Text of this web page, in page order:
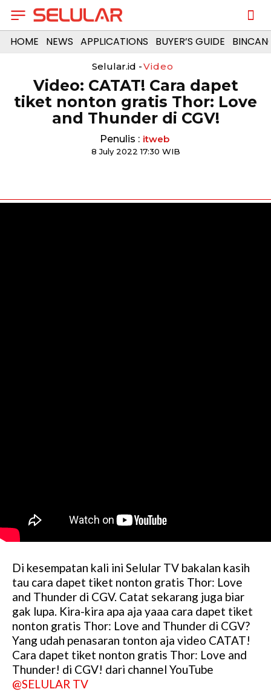
HOME NEWS APPLICATIONS BUYER’S GUIDE
Selular.id -Video
Video: CATAT! Cara dapet
tiket nonton gratis Thor: Love
and Thunder di CGV!
Penulis : itweb
8 July 2022 17:30 WIB
Di kesempatan kali ini Selular TV bakalan kasih
tau cara dapet tiket nonton gratis Thor: Love
and Thunder di CGV. Catat sekarang juga biar
gak lupa. Kira-kira apa aja yaaa cara dapet tiket
nonton gratis Thor: Love and Thunder di CGV?
Yang udah penasaran tonton aja video CATAT!
Cara dapet tiket nonton gratis Thor: Love and
Thunder! di CGV! dari channel YouTube
@SELULAR TV